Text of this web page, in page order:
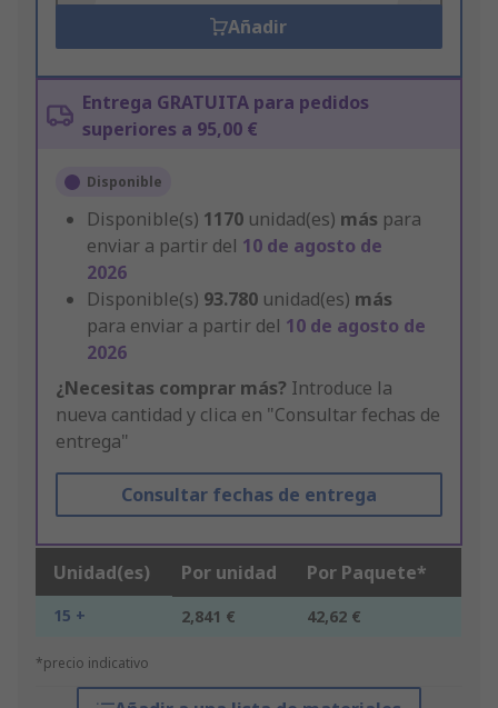
Añadir
Entrega GRATUITA para pedidos
superiores a 95,00 €
Disponible
Disponible(s) 1170 unidad(es) más para
enviar a partir del 10 de agosto de
2026
Disponible(s) 93.780 unidad(es) más
para enviar a partir del 10 de agosto de
2026
¿Necesitas comprar más? Introduce la
nueva cantidad y clica en "Consultar fechas de
entrega"
Consultar fechas de entrega
Unidad(es) Por unidad Por Paquete*
15 + 2,841 € 42,62 €
*precio indicativo